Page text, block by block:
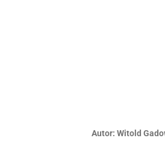
Autor: Witold